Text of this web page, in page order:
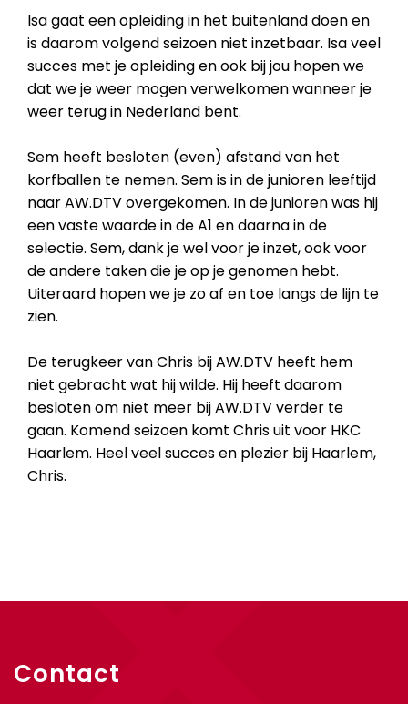
Isa gaat een opleiding in het buitenland doen en
is daarom volgend seizoen niet inzetbaar. Isa veel
succes met je opleiding en ook bij jou hopen we
dat we je weer mogen verwelkomen wanneer je
weer terug in Nederland bent.
Sem heeft besloten (even) afstand van het
korfballen te nemen. Sem is in de junioren leeftijd
naar AW.DTV overgekomen. In de junioren was hij
een vaste waarde in de A1 en daarna in de
selectie. Sem, dank je wel voor je inzet, ook voor
de andere taken die je op je genomen hebt.
Uiteraard hopen we je zo af en toe langs de lijn te
zien.
De terugkeer van Chris bij AW.DTV heeft hem
niet gebracht wat hij wilde. Hij heeft daarom
besloten om niet meer bij AW.DTV verder te
gaan. Komend seizoen komt Chris uit voor HKC
Haarlem. Heel veel succes en plezier bij Haarlem,
Chris.
Contact